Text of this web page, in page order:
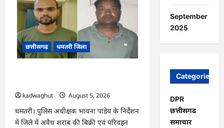
प्रदेश
में
गौधामों
होगी
स्थापना
…
छत्तीसगढ़ धमतरी जिला
kadwaghut
August 5, 2026
धमतरी। पुलिस अधीक्षक भावना पांडेय के निर्देशन
में जिले में अवैध शराब की बिक्री एवं परिवहन
September
2025
Categories
DPR
छत्तीसगढ
समाचार